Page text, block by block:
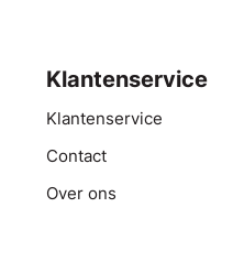
Klantenservice
Klantenservice
Contact
Over ons